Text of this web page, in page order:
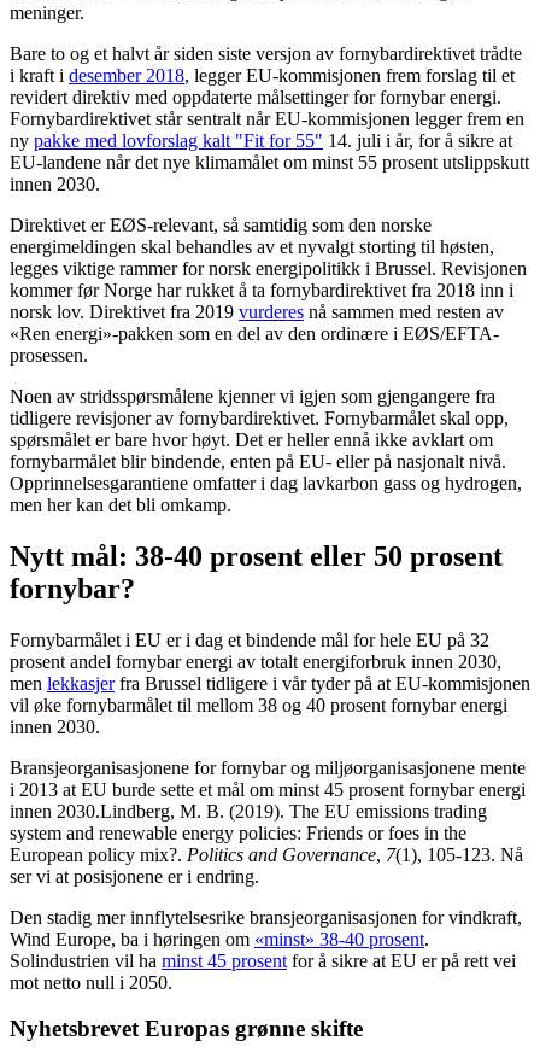
meninger.
Bare to og et halvt år siden siste versjon av fornybardirektivet trådte
i kraft i desember 2018, legger EU-kommisjonen frem forslag til et
revidert direktiv med oppdaterte målsettinger for fornybar energi.
Fornybardirektivet står sentralt når EU-kommisjonen legger frem en
ny pakke med lovforslag kalt "Fit for 55" 14. juli i år, for å sikre at
EU-landene når det nye klimamålet om minst 55 prosent utslippskutt
innen 2030.
Direktivet er EØS-relevant, så samtidig som den norske
energimeldingen skal behandles av et nyvalgt storting til høsten,
legges viktige rammer for norsk energipolitikk i Brussel. Revisjonen
kommer før Norge har rukket å ta fornybardirektivet fra 2018 inn i
norsk lov. Direktivet fra 2019 vurderes nå sammen med resten av
«Ren energi»-pakken som en del av den ordinære i EØS/EFTA-
prosessen.
Noen av stridsspørsmålene kjenner vi igjen som gjengangere fra
tidligere revisjoner av fornybardirektivet. Fornybarmålet skal opp,
spørsmålet er bare hvor høyt. Det er heller ennå ikke avklart om
fornybarmålet blir bindende, enten på EU- eller på nasjonalt nivå.
Opprinnelsesgarantiene omfatter i dag lavkarbon gass og hydrogen,
men her kan det bli omkamp.
Nytt mål: 38-40 prosent eller 50 prosent
fornybar?
Fornybarmålet i EU er i dag et bindende mål for hele EU på 32
prosent andel fornybar energi av totalt energiforbruk innen 2030,
men lekkasjerfra Brussel tidligere i vår tyder på at EU-kommisjonen
vil øke fornybarmålet til mellom 38 og 40 prosent fornybar energi
innen 2030.
Bransjeorganisasjonene for fornybar og miljøorganisasjonene mente
i 2013 at EU burde sette et mål om minst 45 prosent fornybar energi
innen 2030.Lindberg, M. B. (2019). The EU emissions trading
system and renewable energy policies: Friends or foes in the
European policy mix?. Politics and Governance, 7(1), 105-123. Nå
ser vi at posisjonene er i endring.
Den stadig mer innflytelsesrike bransjeorganisasjonen for vindkraft,
Wind Europe, ba i høringen om «minst» 38-40 prosent.
Solindustrien vil ha minst 45 prosent for å sikre at EU er på rett vei
mot netto null i 2050.
Nyhetsbrevet Europas grønne skifte